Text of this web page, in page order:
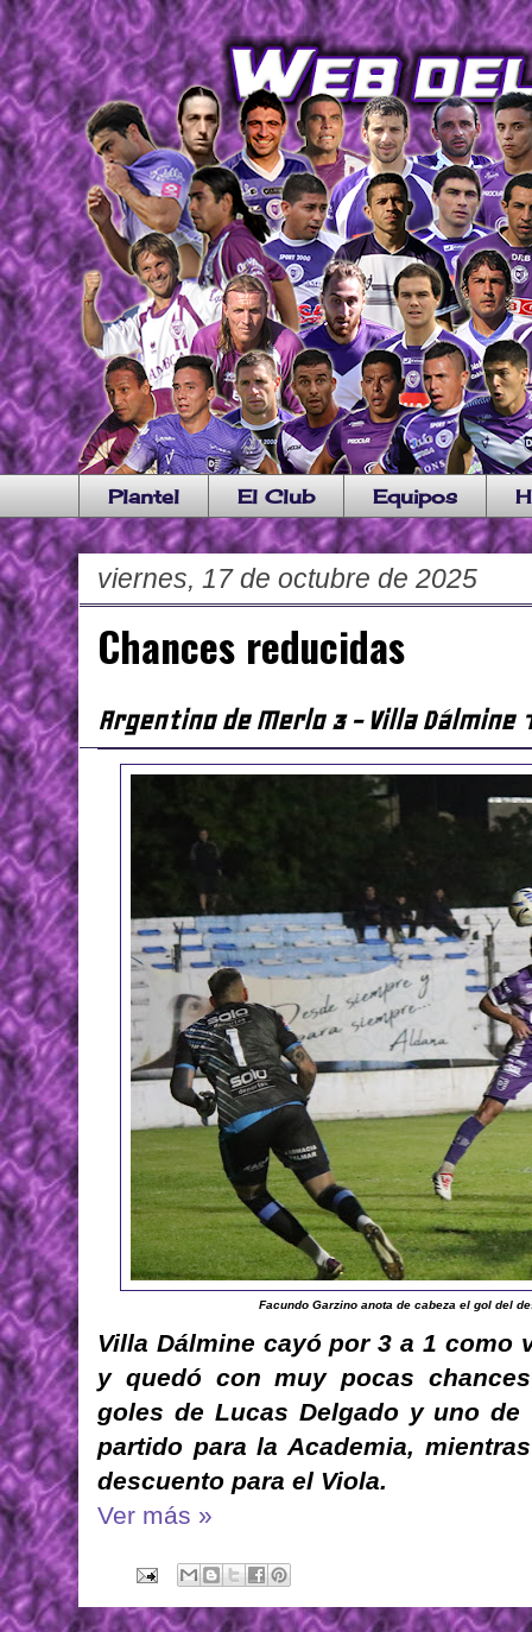
Plantel El Club Equipos
viernes, 17 de octubre de 2025
Chances reducidas
Argentino de Merlo 3 - Villa Dálmine
Facundo Garzino anota de cabeza el gol del
Villa Dálmine cayó por 3 a 1 como
y quedó con muy pocas
goles de Lucas Delgado y uno
partido para la Academia,
descuento para el Viola.
Ver más »